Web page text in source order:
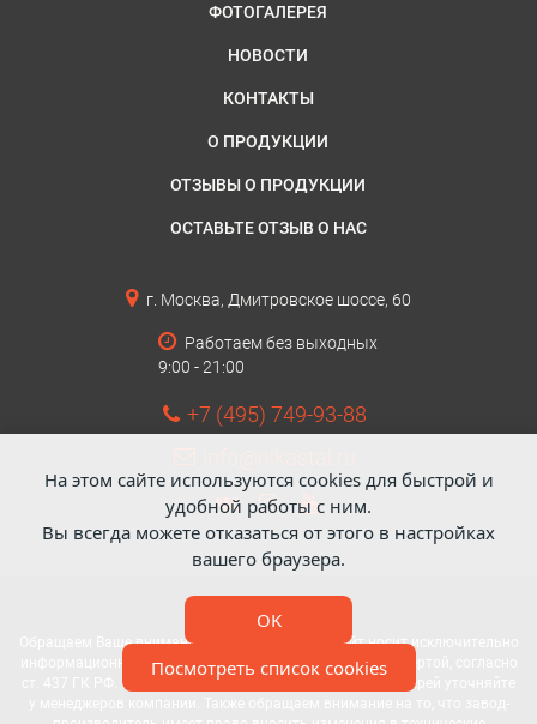
ФОТОГАЛЕРЕЯ
НОВОСТИ
КОНТАКТЫ
О ПРОДУКЦИИ
ОТЗЫВЫ О ПРОДУКЦИИ
ОСТАВЬТЕ ОТЗЫВ О НАС
г. Москва, Дмитровское шоссе, 60
Работаем без выходных
9:00 - 21:00
+7 (495) 749-93-88
Обращаем Ваше внимание: данный интернет-сайт носит исключительно
информационный характер и не является публичной офертой, согласно
ст. 437 ГК РФ. Все вопросы по стоимости и установке дверей уточняйте
На этом сайте используются cookies для быстрой и
удобной работы с ним.
Вы всегда можете отказаться от этого в настройках
вашего браузера.
OK
Посмотреть список cookies